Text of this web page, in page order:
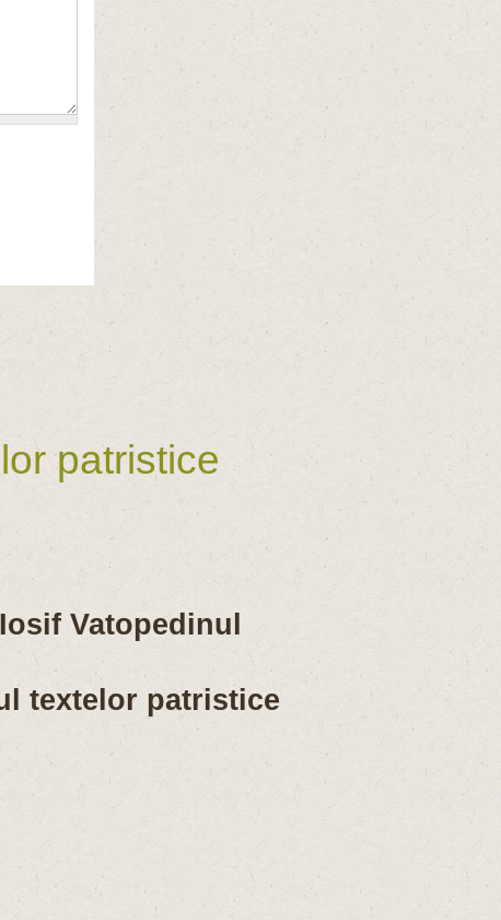
patristice
Vatopedinul
textelor patristice